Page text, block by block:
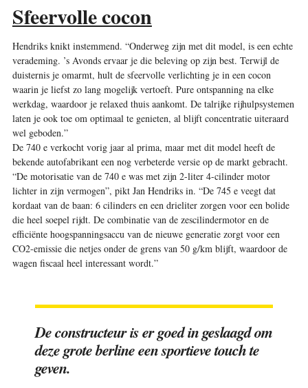
Sfeervolle cocon
Hendriks knikt instemmend. “Onderweg zijn met dit model, is een echte
verademing. ’s Avonds ervaar je die beleving op zijn best. Terwijl de
duisternis je omarmt, hult de sfeervolle verlichting je in een cocon
waarin je liefst zo lang mogelijk vertoeft. Pure ontspanning na elke
werkdag, waardoor je relaxed thuis aankomt. De talrijke rijhulpsystemen
laten je ook toe om optimaal te genieten, al blijft concentratie uiteraard
wel geboden.”
De 740 e verkocht vorig jaar al prima, maar met dit model heeft de
bekende autofabrikant een nog verbeterde versie op de markt gebracht.
“De motorisatie van de 740 e was met zijn 2-liter 4-cilinder motor
lichter in zijn vermogen”, pikt Jan Hendriks in. “De 745 e veegt dat
kordaat van de baan: 6 cilinders en een drieliter zorgen voor een bolide
die heel soepel rijdt. De combinatie van de zescilindermotor en de
efficiënte hoogspanningsaccu van de nieuwe generatie zorgt voor een
CO2-emissie die netjes onder de grens van 50 g/km blijft, waardoor de
wagen fiscaal heel interessant wordt.”
De constructeur is er goed in geslaagd om
deze grote berline een sportieve touch te
geven.